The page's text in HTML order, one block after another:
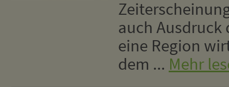
auch Ausdruck
eine Region
dem ... Mehr